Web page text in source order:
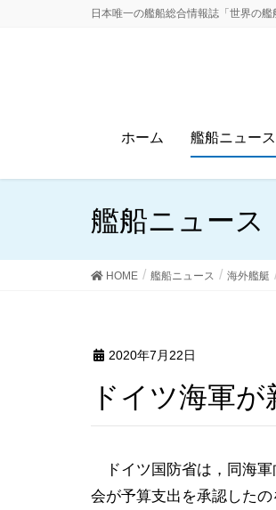
日本唯一の艦船総合情報誌「世界の
ホーム 艦船ニュース
艦船ニュース
HOME 艦船ニュース 海外艦艇
2020年7月22日
ドイツ海軍
ドイツ国防省は，同海軍
会が予算支出を承認した